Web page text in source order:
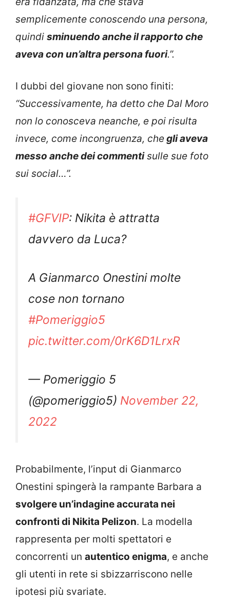
semplicemente conoscendo una persona,
quindi sminuendo anche il rapporto che
aveva con un’altra persona fuori.”.
I dubbi del giovane non sono finiti:
“Successivamente, ha detto che Dal Moro
non lo conosceva neanche, e poi risulta
invece, come incongruenza, chegli aveva
messo anche dei commentisulle sue foto
sui social…”.
#GFVIP: Nikita è attratta
davvero da Luca?
A Gianmarco Onestini molte
cose non tornano
#Pomeriggio5
pic.twitter.com/0rK6D1LrxR
— Pomeriggio 5
(@pomeriggio5) November 22,
2022
Probabilmente, l’input di Gianmarco
Onestini spingerà la rampante Barbara a
svolgere un’indagine accurata nei
confronti di Nikita Pelizon. La modella
rappresenta per molti spettatori e
concorrenti un autentico enigma, e anche
gli utenti in rete si sbizzarriscono nelle
ipotesi più svariate.